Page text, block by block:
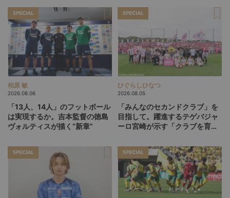
SPECIAL
柏原 敏
2026.08.06
「13人、14人」のフットボール
は実現するか。吉本監督の徳島
ヴォルティスが描く“新章”
SPECIAL
ひぐらしひなつ
2026.08.05
「みんなのセカンドクラブ」を
目指して。躍進するテゲバジャ
ーロ宮崎が示す「クラブを育て
SPECIAL SPECIAL